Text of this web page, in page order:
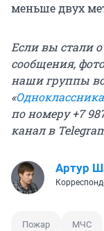
меньше двух
Если вы стали
сообщения,
наши группы
«
по номеру +7
канал в
Артур
Пожар МЧС